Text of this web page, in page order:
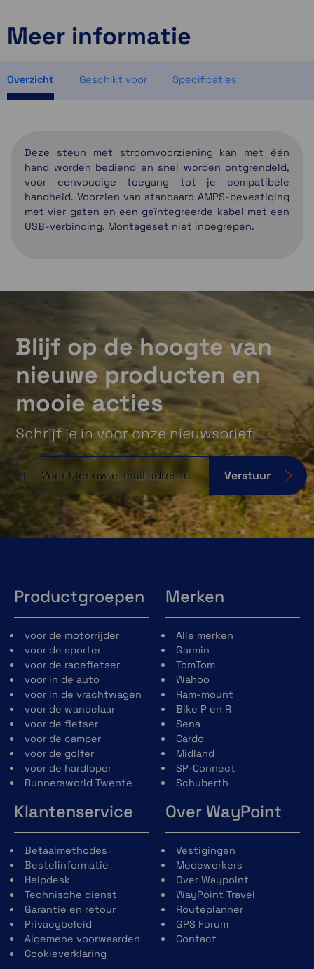
1 op voorraad
1 op voorraad
Meer informatie
Overzicht Geschikt voor Specificaties
Deze steun met stroomvoorziening kan met één
hand worden bediend en snel worden ontgrendeld,
voor eenvoudige toegang tot je compatibele
handheld. Voorzien van standaard AMPS-bevestiging
met vier gaten en een geïntegreerde kabel met een
USB-verbinding. Montageset niet inbegrepen.
Blijf op de hoogte van
nieuwe producten en
mooie acties
Schrijf je in voor onze nieuwsbrief!
Verstuur
Productgroepen
voor de motorrijder
voor de sporter
voor de racefietser
voor in de auto
voor in de vrachtwagen
voor de wandelaar
voor de fietser
voor de camper
voor de golfer
voor de hardloper
Runnersworld Twente
Merken
Alle merken
Garmin
TomTom
Wahoo
Ram-mount
Bike P en R
Sena
Cardo
Midland
SP-Connect
Schuberth
Klantenservice
Betaalmethodes
Bestelinformatie
Helpdesk
Technische dienst
Garantie en retour
Privacybeleid
Algemene voorwaarden
Cookieverklaring
Over WayPoint
Vestigingen
Medewerkers
Over Waypoint
WayPoint Travel
Routeplanner
GPS Forum
Contact